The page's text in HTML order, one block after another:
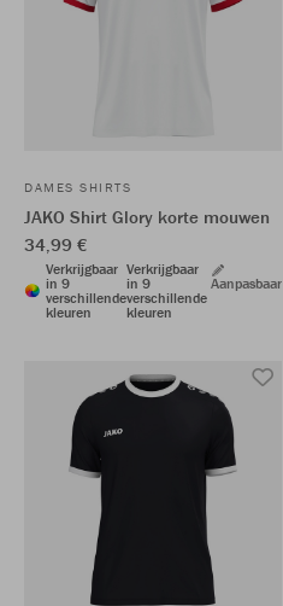
DAMES SHIRTS
JAKO Shirt Glory korte mouwen
34,99 €
Verkrijgbaar
in 9
verschillende
kleuren
Verkrijgbaar
in 9
verschillende
kleuren
Aanpasbaar